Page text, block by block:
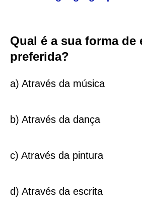
Qual é a sua forma de
preferida?
a) Através da música
b) Através da dança
c) Através da pintura
d) Através da escrita